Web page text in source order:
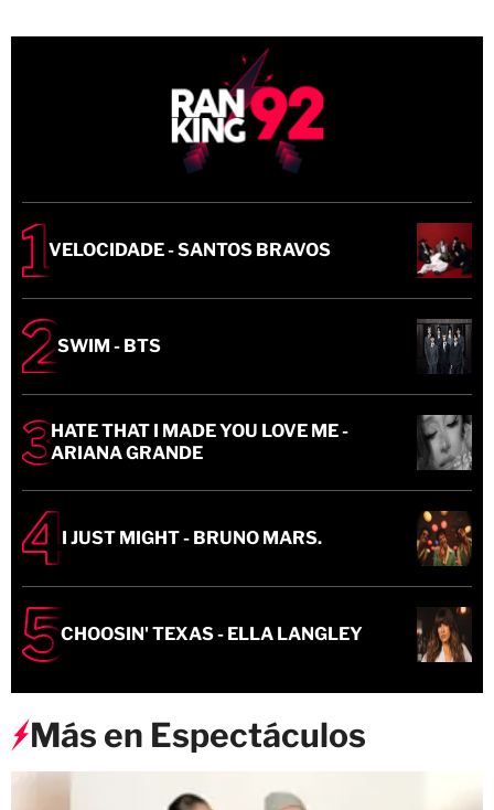
VELOCIDADE - SANTOS BRAVOS
SWIM - BTS
HATE THAT I MADE YOU LOVE ME -
ARIANA GRANDE
I JUST MIGHT - BRUNO MARS.
CHOOSIN' TEXAS - ELLA LANGLEY
Más en Espectáculos